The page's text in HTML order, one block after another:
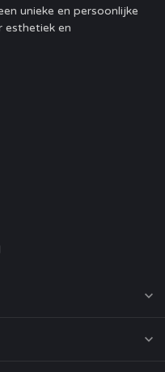
unieke en persoonlijke
esthetiek en